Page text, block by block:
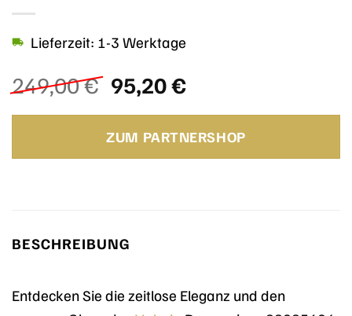
249,00€ Ursprünglicher
Preis
war:
249,00 €
95,20€Aktueller
ist:
95,20 €.
Lieferzeit: 1-3 Werktage
ZUM PARTNERSHOP
BESCHREIBUNG
Entdecken Sie die zeitlose Eleganz und den